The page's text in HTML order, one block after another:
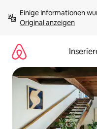
Inhalten
springenOriginal anzeigen